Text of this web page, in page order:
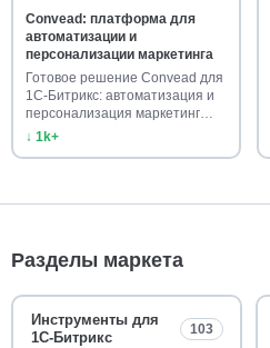
Convead: платформа для
автоматизации и
персонализации маркетинга
Готовое решение Convead для
1С-Битрикс: автоматизация и
персонализация маркетинг…
↓ 1k+
Разделы маркета
Инструменты для
1С-Битрикс
103